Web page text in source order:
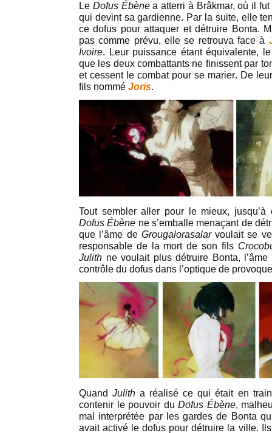
Le Dofus Ébènea atterri à Brâkmar, où il
qui devint sa gardienne. Par la suite, elle
ce dofus pour attaquer et détruire Bonta.
pas comme prévu, elle se retrouva face à
Ivoire. Leur puissance étant équivalente,
que les deux combattants ne finissent par
et cessent le combat pour se marier. De
fils nommé Joris.
Tout sembler aller pour le mieux,
Dofus Ébène ne s’emballe menaçant de
que l’âme de Grougalorasalarvoulait se
responsable de la mort de son fils
Julith ne voulait plus détruire Bonta,
contrôle du dofus dans l’optique de
QuandJulith a réalisé ce qui était en
contenir le pouvoir du Dofus Ébène,
mal interprétée par les gardes de Bonta
avait activé le dofus pour détruire la ville.